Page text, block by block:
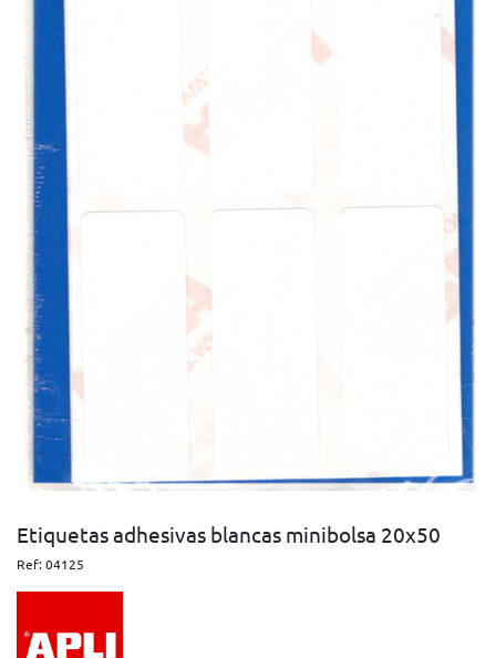
Etiquetas adhesivas blancas minibolsa 20x50
Ref:04125